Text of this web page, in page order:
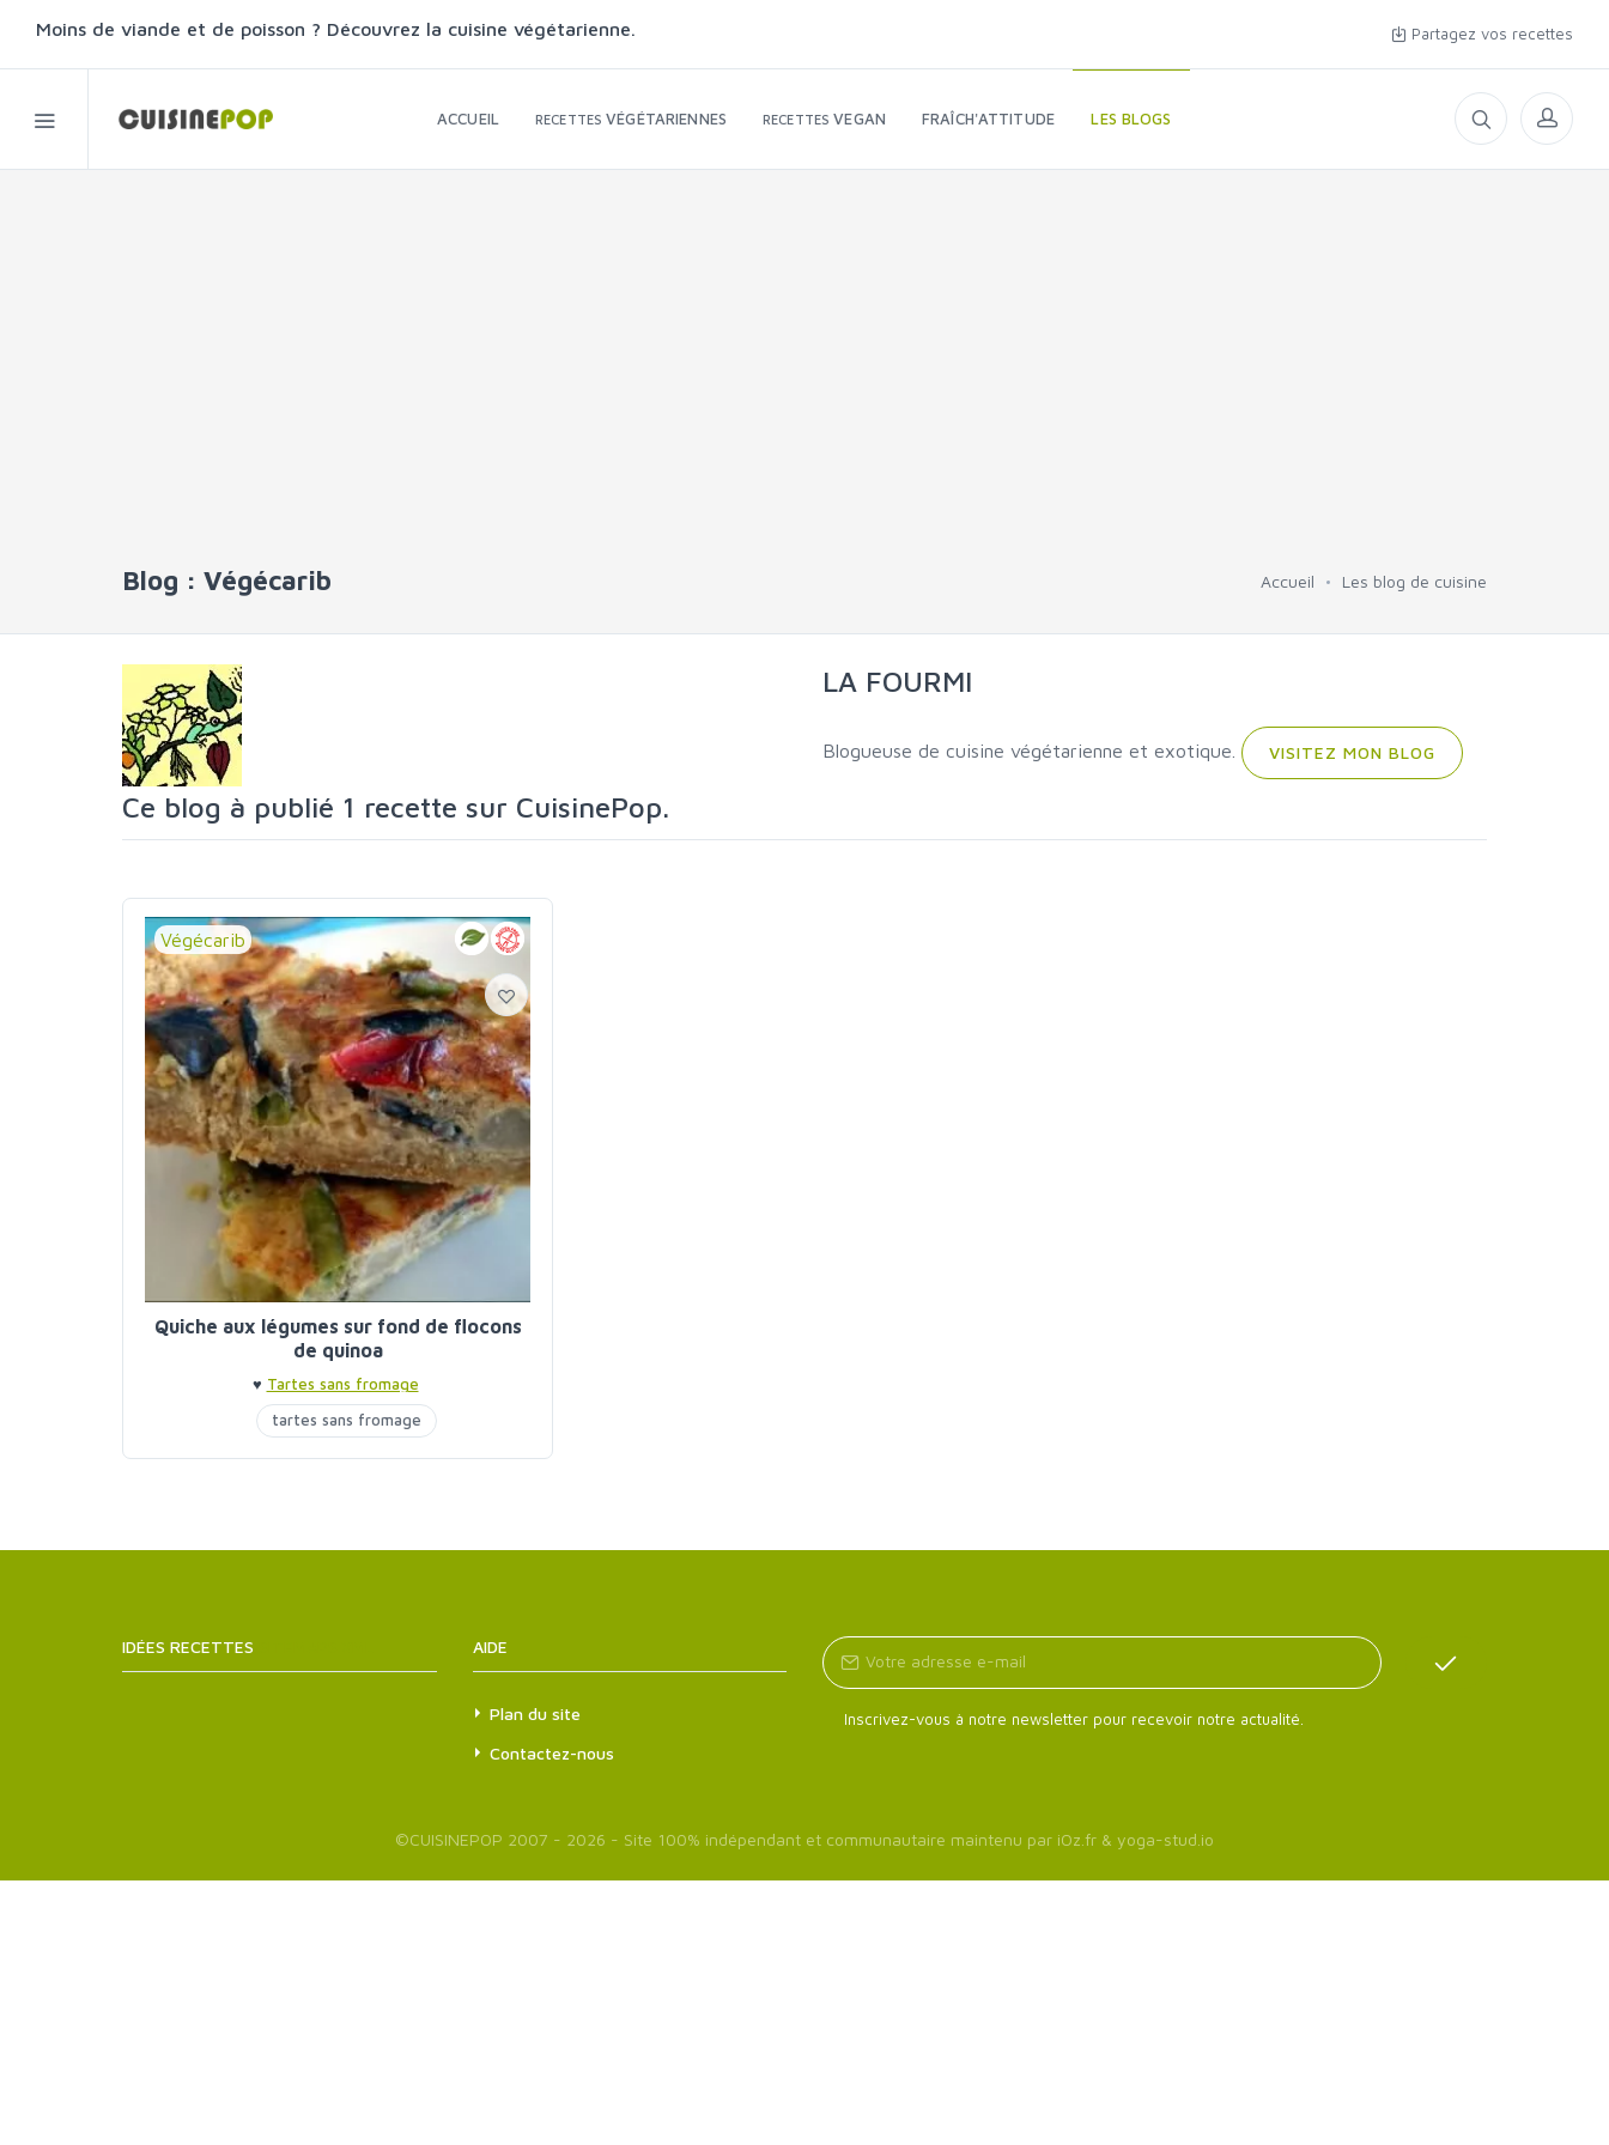
Moins de viande et de poisson ? Découvrez la cuisine végétarienne. Partagez vos recettes
ACCUEIL RECETTESVÉGÉTARIENNES RECETTESVEGAN FRAÎCH'ATTITUDE LES BLOGS
Blog : Végécarib Accueil Les blog de cuisine
LA FOURMI
Blogueuse de cuisine végétarienne et exotique. VISITEZ MON BLOG
Ce blog à publié 1 recette sur CuisinePop.
Végécarib
Quiche aux légumes sur fond de flocons
de quinoa
♥ Tartes sans fromage
tartes sans fromage
IDÉES RECETTES AIDE
Plan du site
Contactez-nous
Inscrivez-vous à notre newsletter pour recevoir notre actualité.
©CUISINEPOP 2007 - 2026 - Site 100% indépendant et communautaire maintenu par iOz.fr & yoga-stud.io